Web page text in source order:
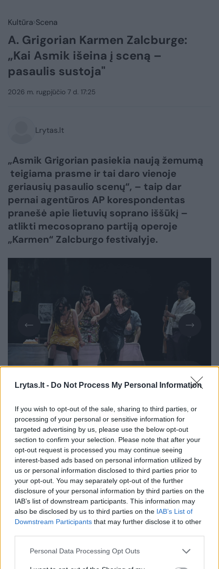
Lrytas.lt - Do Not Process My Personal Information
If you wish to opt-out of the sale, sharing to third parties, or
processing of your personal or sensitive information for
targeted advertising by us, please use the below opt-out
section to confirm your selection. Please note that after your
opt-out request is processed you may continue seeing
interest-based ads based on personal information utilized by
us or personal information disclosed to third parties prior to
your opt-out. You may separately opt-out of the further
disclosure of your personal information by third parties on the
IAB’s list of downstream participants. This information may
also be disclosed by us to third parties on the IAB’s List of
Downstream Participants that may further disclose it to other
Personal Data Processing Opt Outs
Kultūra Scena
A. Grigorian Karmen Zalcburge:
„Kai Asmik išeina į sceną –
pasaulis sustoja"
2026 m. rugpjūčio 7 d. 17:25
Lrytas.lt
„Asmik Grigorian pasiekia naują žemumą
teigiama prasme ir tai daro vienoje
geriausių pasaulio scenų“, – taip dar
pernai agentūros AP korespondentas
pranešė apie lietuvių soprano iššūkį –
atlikti mecosoprano partiją operoje
„Karmen“ Zalcburgo festivalyje.
Vienas prestižiškiausių pasaulyje Zalcburgo
vasaros muzikos festivalis prasidėjo liepos
26-ąją Georges'o Bizet operos „Karmen“
premjera Zalcburgo didžiojoje scenoje. Tiesa,
faktinė festivalio pradžia – liepos 17-osios
koncertas, skirtas vengrų šiuolaikinės muzikos
kompozitoriui ir pianistui György Kurtagui,
bet iškilmingas atidarymas surengtas liepos
26-ąją, po kurio parodytas specialiai